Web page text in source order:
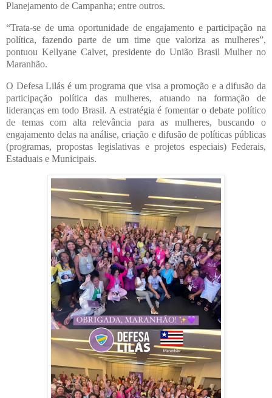
Planejamento de Campanha; entre outros.
“Trata-se de uma oportunidade de engajamento e participação na
política, fazendo parte de um time que valoriza as mulheres”,
pontuou Kellyane Calvet, presidente do União Brasil Mulher no
Maranhão.
O Defesa Lilás é um programa que visa a promoção e a difusão da
participação política das mulheres, atuando na formação de
lideranças em todo Brasil. A estratégia é fomentar o debate político
de temas com alta relevância para as mulheres, buscando o
engajamento delas na análise, criação e difusão de políticas públicas
(programas, propostas legislativas e projetos especiais) Federais,
Estaduais e Municipais.